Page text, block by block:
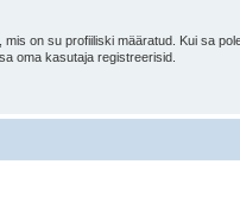
on su profiiliski määratud. Kui sa
oma kasutaja registreerisid.